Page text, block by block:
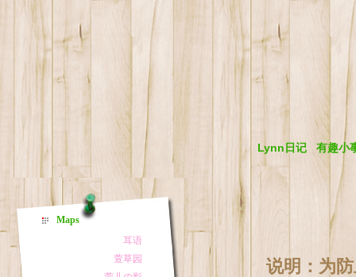
Lynn日记 有趣小
说明：为
Maps